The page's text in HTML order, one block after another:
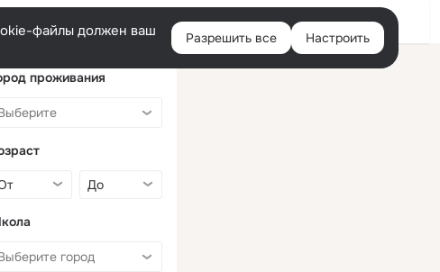
Войти
файлы должен ваш
Разрешить все Настроить
проживания